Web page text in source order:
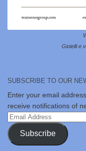
Gioielli e
SUBSCRIBE TO OUR
Enter your email
receive notifications of
Email
Address
Subscribe